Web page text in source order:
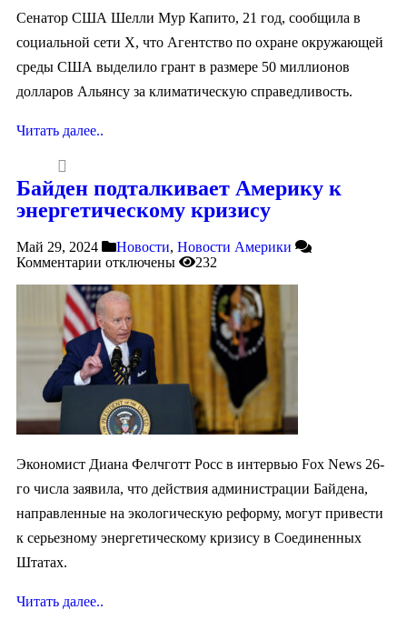
Сенатор США Шелли Мур Капито, 21 год, сообщила в
социальной сети X, что Агентство по охране окружающей
среды США выделило грант в размере 50 миллионов
долларов Альянсу за климатическую справедливость.
Читать далее..
Байден подталкивает Америку к
энергетическому кризису
Май 29, 2024 Новости, Новости Америки
Комментарии отключены 232
Экономист Диана Фелчготт Росс в интервью Fox News 26-
го числа заявила, что действия администрации Байдена,
направленные на экологическую реформу, могут привести
к серьезному энергетическому кризису в Соединенных
Штатах.
Читать далее..